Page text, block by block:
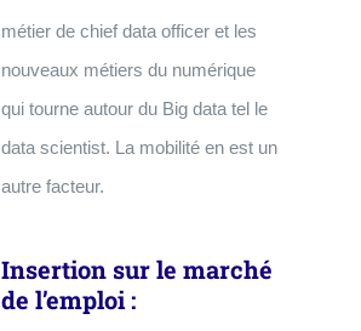
métier de chief data officer et les
nouveaux métiers du numérique
qui tourne autour du Big data tel le
data scientist. La mobilité en est un
autre facteur.
Insertion sur le marché
de l’emploi :